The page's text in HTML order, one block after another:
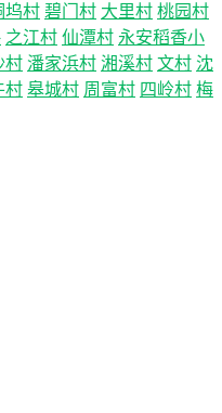
坞村 碧门村 大里村 桃园村
之江村 仙潭村 永安稻香小
村 潘家浜村 湘溪村 文村 沈
村 皋城村 周富村 四岭村 梅